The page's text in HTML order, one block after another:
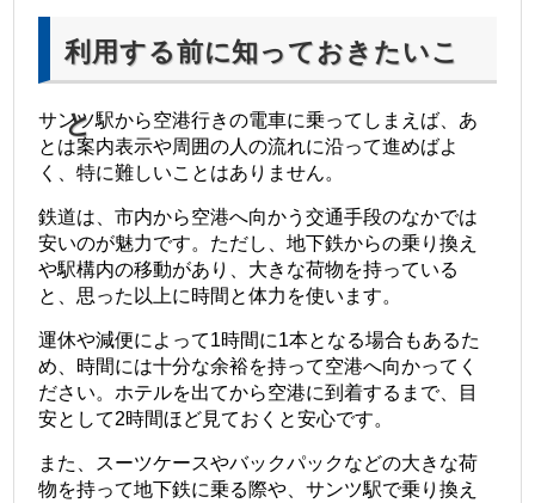
利用する前に知っておきたいこ
と
サンツ駅から空港行きの電車に乗ってしまえば、あ
とは案内表示や周囲の人の流れに沿って進めばよ
く、特に難しいことはありません。
鉄道は、市内から空港へ向かう交通手段のなかでは
安いのが魅力です。ただし、地下鉄からの乗り換え
や駅構内の移動があり、大きな荷物を持っている
と、思った以上に時間と体力を使います。
運休や減便によって1時間に1本となる場合もあるた
め、時間には十分な余裕を持って空港へ向かってく
ださい。ホテルを出てから空港に到着するまで、目
安として2時間ほど見ておくと安心です。
また、スーツケースやバックパックなどの大きな荷
物を持って地下鉄に乗る際や、サンツ駅で乗り換え